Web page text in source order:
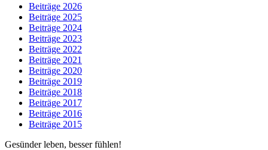
Beiträge 2026
Beiträge 2025
Beiträge 2024
Beiträge 2023
Beiträge 2022
Beiträge 2021
Beiträge 2020
Beiträge 2019
Beiträge 2018
Beiträge 2017
Beiträge 2016
Beiträge 2015
Gesünder leben, besser fühlen!